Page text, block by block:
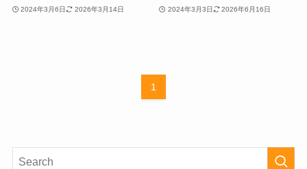
2024年3月6日 2026年3月14日 2024年3月3日 2026年6月16日
1